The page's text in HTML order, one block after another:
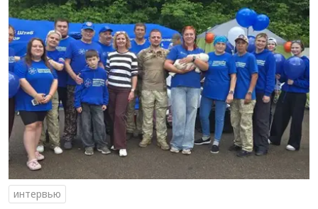
интервью